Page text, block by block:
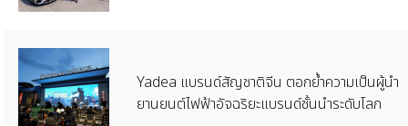
Yadea แบรนด์สัญชาติจีน ตอกย้ำความเป็นผู้นำ
ยานยนต์ไฟฟ้าอัจฉริยะแบรนด์ชั้นนำระดับโลก